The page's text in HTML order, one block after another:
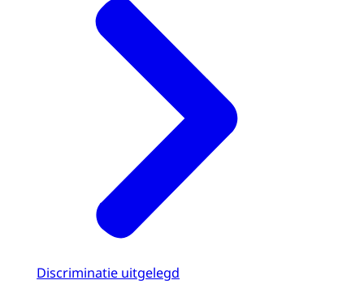
Discriminatie uitgelegd